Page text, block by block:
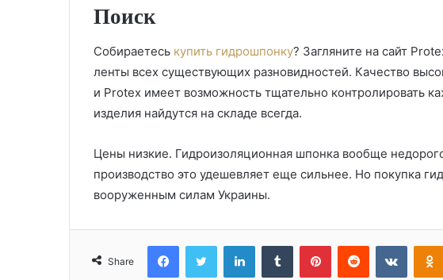
Поиск
Собираетесь купить гидрошпонку? Загляните на сайт
ленты всех существующих разновидностей. Качество
и Protex имеет возможность тщательно контролировать
изделия найдутся на складе всегда.
Цены низкие. Гидроизоляционная шпонка вообще
производство это удешевляет еще сильнее. Но покупка
вооруженным силам Украины.
Share